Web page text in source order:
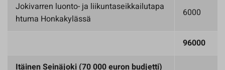
Jokivarren luonto- ja liikuntaseikkailutapa
htuma Honkakylässä
6000
96000
Itäinen Seinäjoki (70 000 euron budjetti)